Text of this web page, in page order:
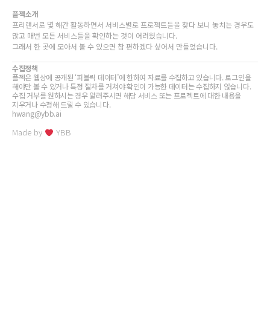
플젝소개
프리랜서로 몇 해간 활동하면서 서비스별로 프로젝트들을 찾다 보니 놓치는 경우도
많고 매번 모든 서비스들을 확인하는 것이 어려웠습니다.
그래서 한 곳에 모아서 볼 수 있으면 참 편하겠다 싶어서 만들었습니다.
수집정책
플젝은 웹상에 공개된 ‘퍼블릭 데이터’에 한하여 자료를 수집하고 있습니다. 로그인을
해야만 볼 수 있거나 특정 절차를 거쳐야 확인이 가능한 데이터는 수집하지 않습니다.
수집 거부를 원하시는 경우 알려주시면 해당 서비스 또는 프로젝트에 대한 내용을
지우거나 수정해 드릴 수 있습니다.
hwang@ybb.ai
Made by YBB